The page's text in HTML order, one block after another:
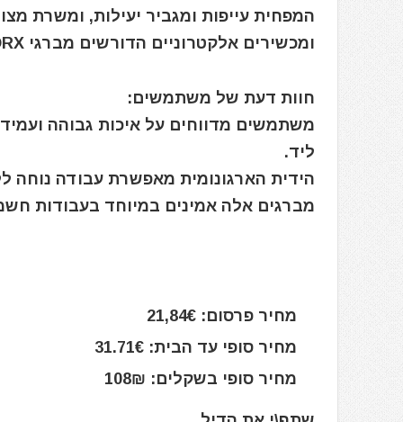
המפחית עייפות ומגביר יעילות, ומשרת
ומכשירים אלקטרוניים הדורשים מברגי TORX מבודדים.
חוות דעת של משתמשים:
משתמשים מדווחים על איכות גבוהה
ליד.
הידית הארגונומית מאפשרת עבודה
מברגים אלה אמינים במיוחד בעבודות
מחיר פרסום: 21,84€
מחיר סופי עד הבית: 31.71€
מחיר סופי בשקלים: 108₪